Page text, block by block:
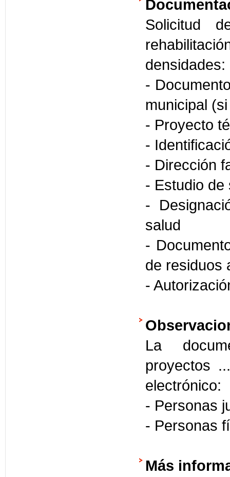
Solicitud
densidades:
-
municipal
- Proyecto
-
- Dirección
- Estudio de
-
salud
-
de residuos
-
La
proyectos
electrónico:
- Personas
- Personas
Más